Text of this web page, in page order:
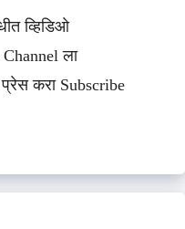
व्हिडिओ
Channel ला
करा Subscribe